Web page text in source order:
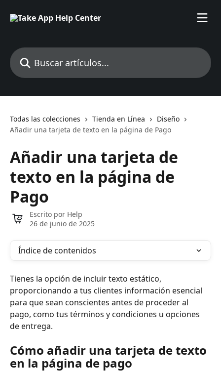
Buscar artículos...
Todas las colecciones Tienda en Línea
Diseño
Añadir una tarjeta de texto en la página de Pago
Añadir una tarjeta de
texto en la página de
Pago
Escrito por Help
26 de junio de 2025
Índice de contenidos
Tienes la opción de incluir texto estático,
proporcionando a tus clientes información esencial
para que sean conscientes antes de proceder al
pago, como tus términos y condiciones u opciones
de entrega.
Cómo añadir una tarjeta de texto
en la página de pago